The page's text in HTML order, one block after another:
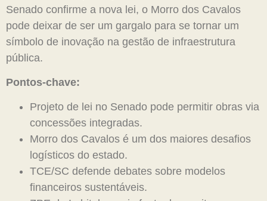
Senado confirme a nova lei, o Morro dos Cavalos
pode deixar de ser um gargalo para se tornar um
símbolo de inovação na gestão de infraestrutura
pública.
Pontos-chave:
Projeto de lei no Senado pode permitir obras via
concessões integradas.
Morro dos Cavalos é um dos maiores desafios
logísticos do estado.
TCE/SC defende debates sobre modelos
financeiros sustentáveis.